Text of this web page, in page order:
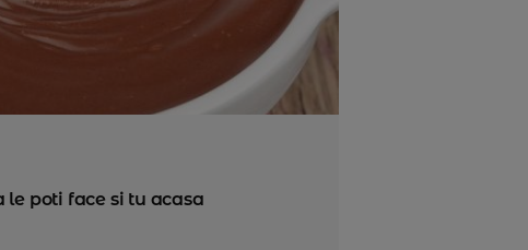
le poti face si tu acasa